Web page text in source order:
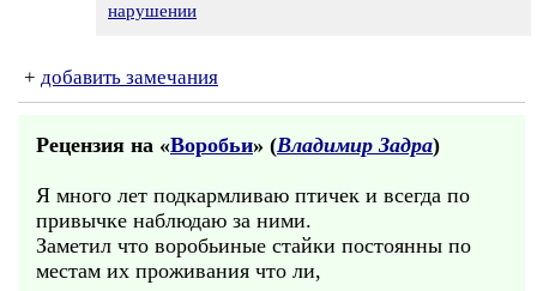
нарушении
+ добавить замечания
Рецензия на «Воробьи» (Владимир Задра)
Я много лет подкармливаю птичек и всегда по
привычке наблюдаю за ними.
Заметил что воробьиные стайки постоянны по
местам их проживания что ли,